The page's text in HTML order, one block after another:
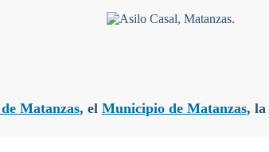
Matanzas, el Municipio de Matanzas, la